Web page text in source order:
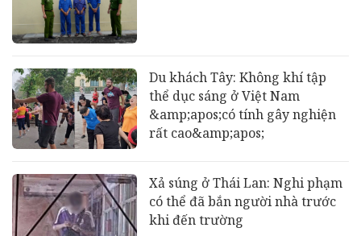
Du khách Tây: Không khí tập
thể dục sáng ở Việt Nam
&amp;apos;có tính gây nghiện
rất cao&amp;apos;
Xả súng ở Thái Lan: Nghi phạm
có thể đã bắn người nhà trước
khi đến trường